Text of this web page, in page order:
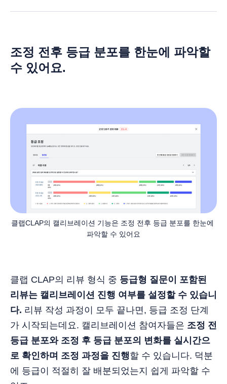
조정 전후 등급 분포를 한눈에 파악할
수 있어요.
클랩CLAP의 캘리브레이션 기능은 조정 전후 등급 분포를 한눈에
파악할 수 있어요
클랩 CLAP의 리뷰 형식 중 등급형 질문이 포함된
리뷰는 캘리브레이션 진행 여부를 설정할 수 있습니
다. 리뷰 작성 과정이 모두 끝나면, 등급 조정 단계
가 시작되는데요. 캘리브레이션 참여자들은 조정 전
등급 분포와 조정 후 등급 분포의 변화를 실시간으
로 확인하며 조정 과정을 진행할 수 있습니다. 덕분
에 등급이 적절히 잘 배분되었는지 쉽게 파악할 수